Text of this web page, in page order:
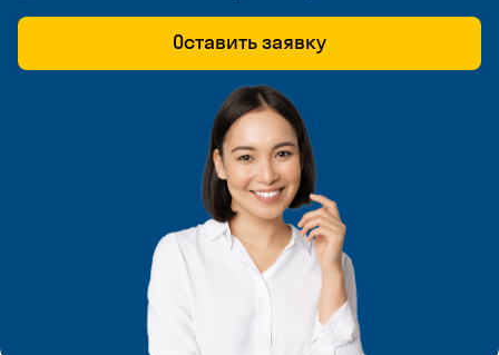
Оставить заявку